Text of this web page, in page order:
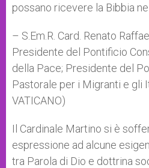
possano ricevere la Bibbia
– S.Em.R. Card. Renato
Presidente del Pontificio
della Pace; Presidente del
Pastorale per i Migranti e gli
VATICANO)
Il Cardinale Martino si è
espressione ad alcune
tra Parola di Dio e dottrina